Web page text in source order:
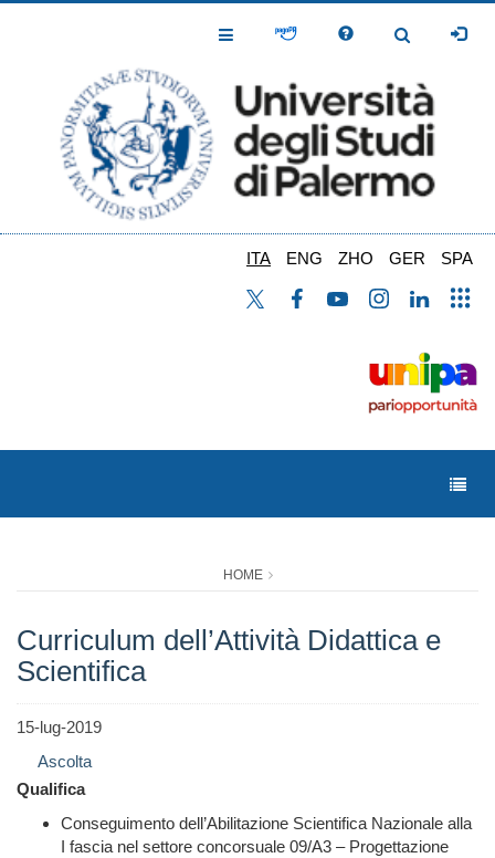
Toggle
Toggle
ITA ENG ZHO GER SPA
HOME
Curriculum dell’Attività Didattica e
Scientifica
15-lug-2019
Ascolta
Qualifica
Conseguimento dell’Abilitazione Scientifica Nazionale alla
I fascia nel settore concorsuale 09/A3 – Progettazione